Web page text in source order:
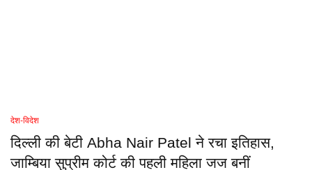
देश-विदेश
दिल्ली की बेटी Abha Nair Patel ने रचा इतिहास,
जाम्बिया सुप्रीम कोर्ट की पहली महिला जज बनीं